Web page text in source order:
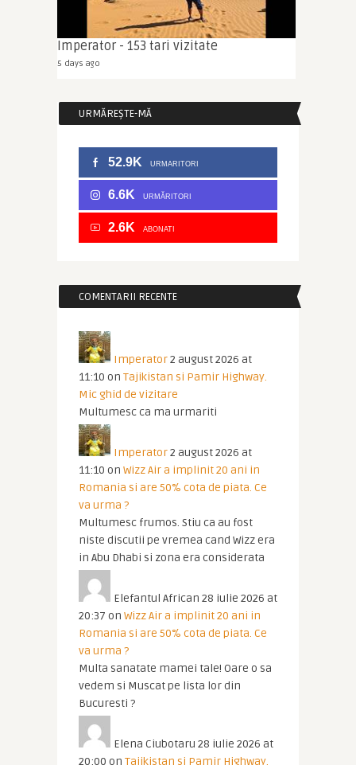
Imperator - 153 tari vizitate
5 days ago
URMĂREȘTE-MĂ
52.9K URMARITORI
6.6K URMĂRITORI
2.6K ABONATI
COMENTARII RECENTE
Imperator2 august 2026 at
11:10 on Tajikistan si Pamir Highway.
Mic ghid de vizitare
Multumesc ca ma urmariti
Imperator2 august 2026 at
11:10 on Wizz Air a implinit 20 ani in
Romania si are 50% cota de piata. Ce
va urma ?
Multumesc frumos. Stiu ca au fost
niste discutii pe vremea cand Wizz era
in Abu Dhabi si zona era considerata
Elefantul African 28 iulie 2026 at
20:37 on Wizz Air a implinit 20 ani in
Romania si are 50% cota de piata. Ce
va urma ?
Multa sanatate mamei tale! Oare o sa
vedem si Muscat pe lista lor din
Bucuresti ?
Elena Ciubotaru 28 iulie 2026 at
20:00 on Tajikistan si Pamir Highway.